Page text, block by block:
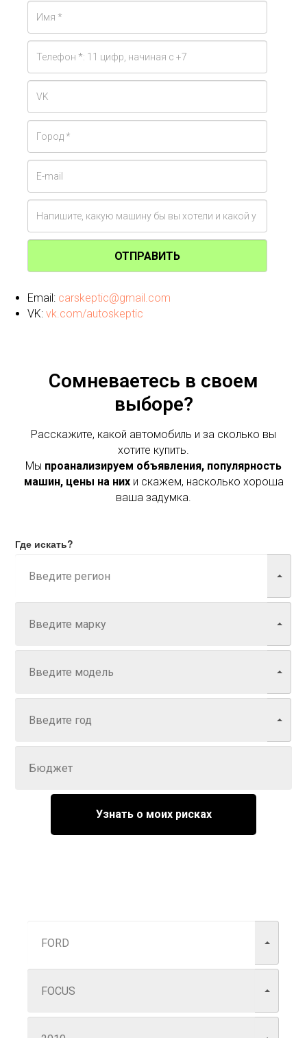
ОТПРАВИТЬ
Email: carskeptic@gmail.com
VK: vk.com/autoskeptic
Сомневаетесь в своем
выборе?
Расскажите, какой автомобиль и за сколько вы
хотите купить.
Мы проанализируем объявления, популярность
машин, цены на нихи скажем, насколько хороша
ваша задумка.
Где искать?
Узнать о моих рисках